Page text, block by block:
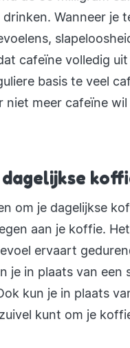
Wanneer je
cafeïne volledig
basis te veel
meer cafeïne
om je dagelijkse
aan je koffie.
ervaart
je in plaats van
kun je in plaats
kunt om je